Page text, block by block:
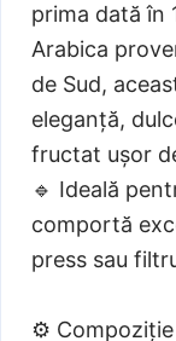
prima dată în
Arabica
de Sud,
eleganță,
fructat ușor
🔹 Ideală
comportă
press sau
⚙️